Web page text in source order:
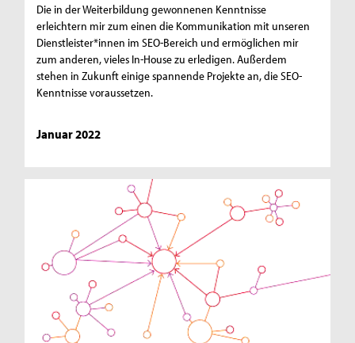
Die in der Weiterbildung gewonnenen Kenntnisse
erleichtern mir zum einen die Kommunikation mit unseren
Dienstleister*innen im SEO-Bereich und ermöglichen mir
zum anderen, vieles In-House zu erledigen. Außerdem
stehen in Zukunft einige spannende Projekte an, die SEO-
Kenntnisse voraussetzen.
Januar 2022